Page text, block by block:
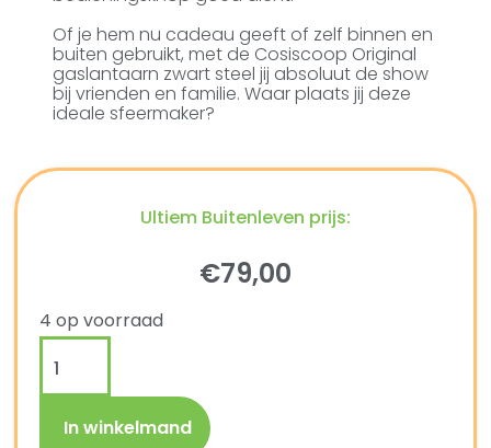
Of je hem nu cadeau geeft of zelf binnen en
buiten gebruikt, met de Cosiscoop Original
gaslantaarn zwart steel jij absoluut de show
bij vrienden en familie. Waar plaats jij deze
ideale sfeermaker?
Ultiem Buitenleven prijs:
€79,00
4 op voorraad
In winkelmand